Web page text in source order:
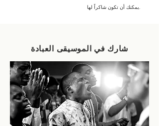
يمكنك أن تكون شاكراً لها.
شارك في الموسيقى العبادة